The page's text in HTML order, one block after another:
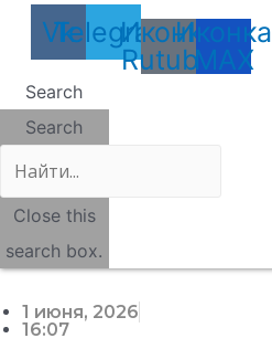
Vk
Telegram
Иконка
Rutube
Иконка
MAX
Search
Search
Close this
search box.
1 июня, 2026
16:07